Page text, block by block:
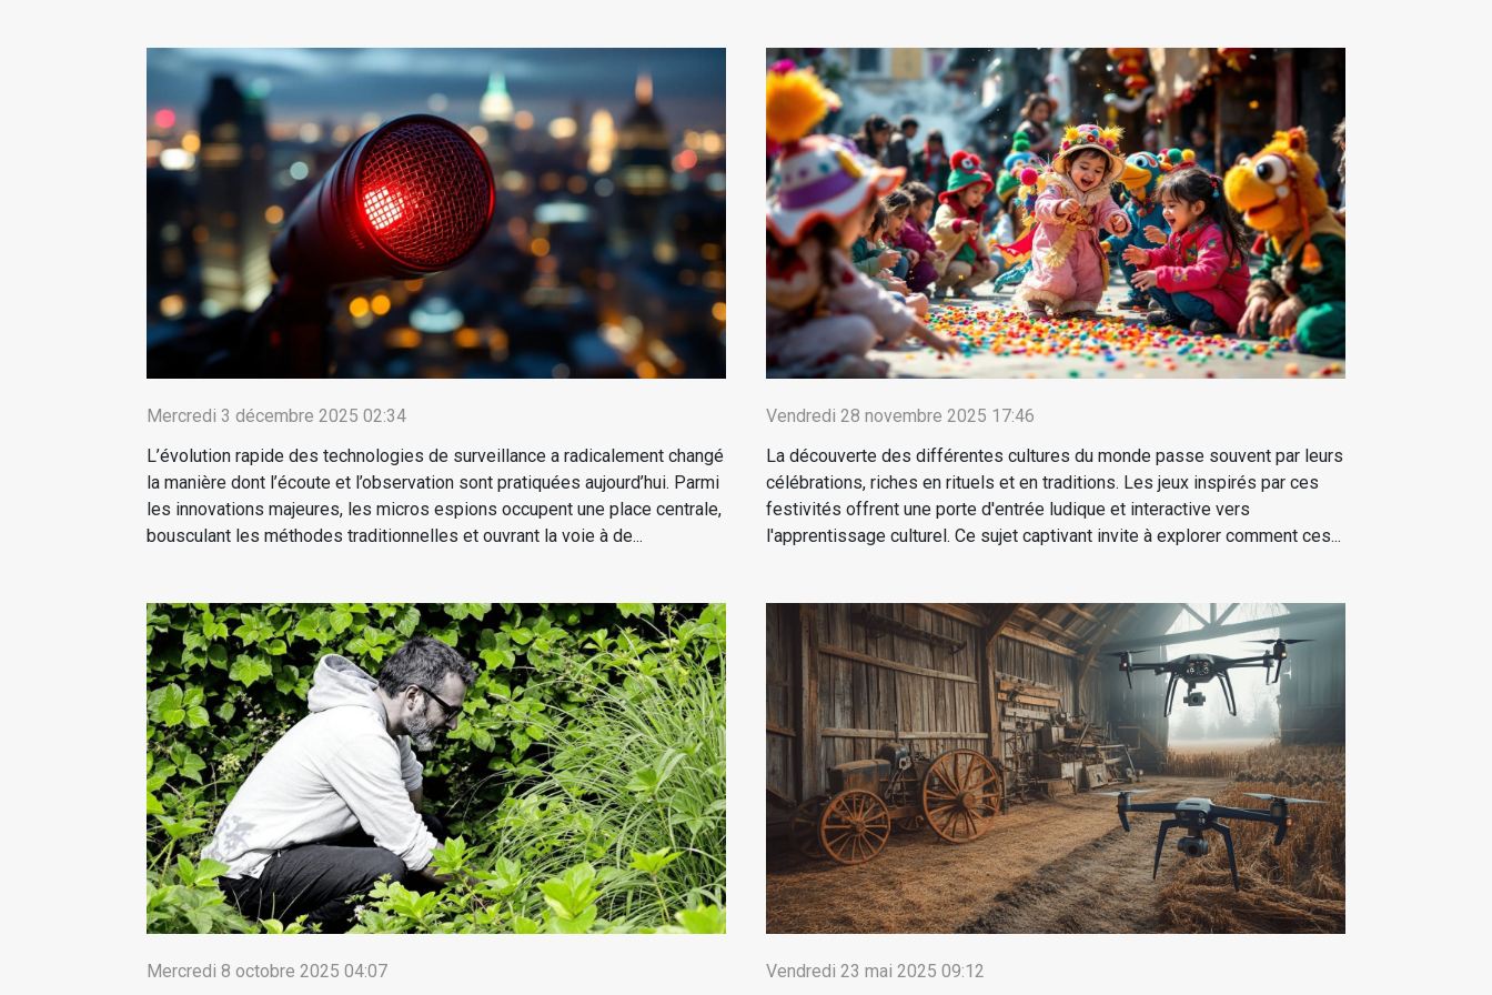
Mercredi 3 décembre 2025 02:34
L’évolution rapide des technologies de surveillance a radicalement changé
la manière dont l’écoute et l’observation sont pratiquées aujourd’hui. Parmi
les innovations majeures, les micros espions occupent une place centrale,
bousculant les méthodes traditionnelles et ouvrant la voie à de...
Vendredi 28 novembre 2025 17:46
La découverte des différentes cultures du monde passe souvent par leurs
célébrations, riches en rituels et en traditions. Les jeux inspirés par ces
festivités offrent une porte d'entrée ludique et interactive vers
l'apprentissage culturel. Ce sujet captivant invite à explorer comment ces...
Mercredi 8 octobre 2025 04:07 Vendredi 23 mai 2025 09:12